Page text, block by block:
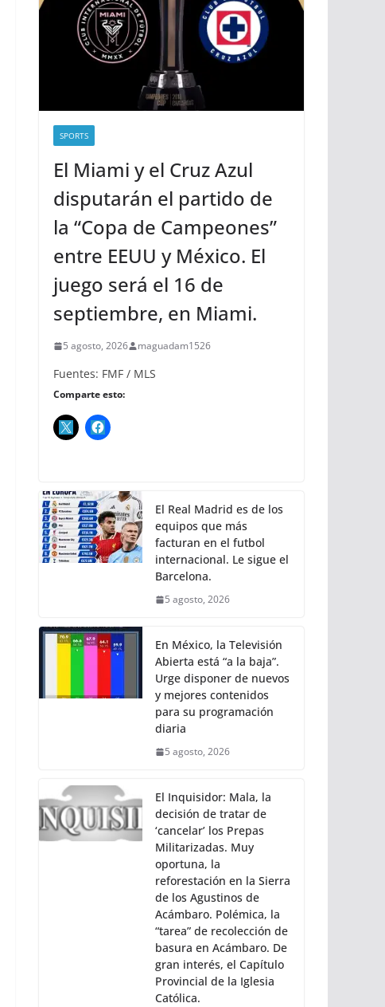
SPORTS
El Miami y el Cruz Azul
disputarán el partido de
la “Copa de Campeones”
entre EEUU y México. El
juego será el 16 de
septiembre, en Miami.
5 agosto, 2026 maguadam1526
Fuentes: FMF / MLS
Comparte esto:
El Real Madrid es de los
equipos que más
facturan en el futbol
internacional. Le sigue el
Barcelona.
5 agosto, 2026
En México, la Televisión
Abierta está “a la baja”.
Urge disponer de nuevos
y mejores contenidos
para su programación
diaria
5 agosto, 2026
El Inquisidor: Mala, la
decisión de tratar de
‘cancelar’ los Prepas
Militarizadas. Muy
oportuna, la
reforestación en la Sierra
de los Agustinos de
Acámbaro. Polémica, la
“tarea” de recolección de
basura en Acámbaro. De
gran interés, el Capítulo
Provincial de la Iglesia
Católica.